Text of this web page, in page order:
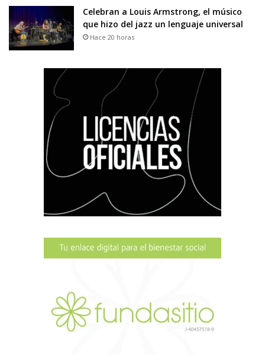
Celebran a Louis Armstrong, el músico
que hizo del jazz un lenguaje universal
Hace 20 horas